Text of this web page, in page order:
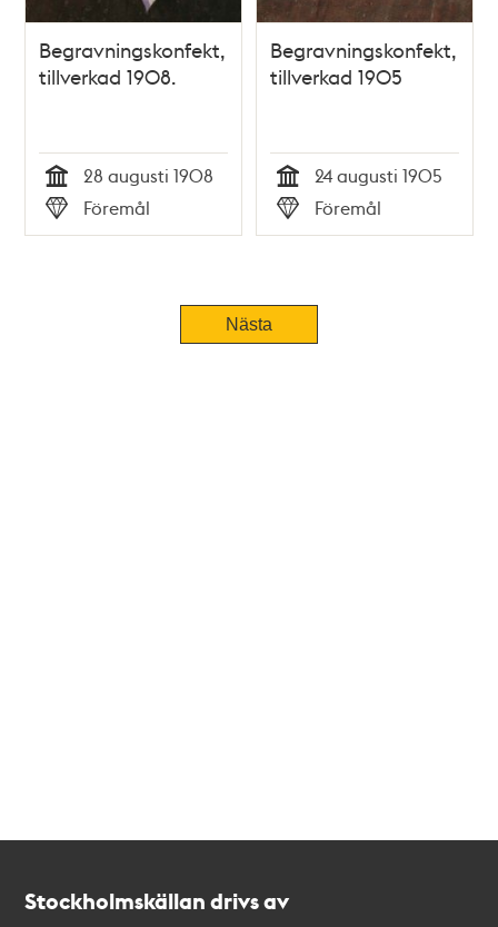
Begravningskonfekt,
tillverkad 1908.
Tid
28 augusti 1908
Typ
Föremål
Begravningskonfekt,
tillverkad 1905
Tid
24 augusti 1905
Typ
Föremål
Nästa
Stockholmskällan drivs av